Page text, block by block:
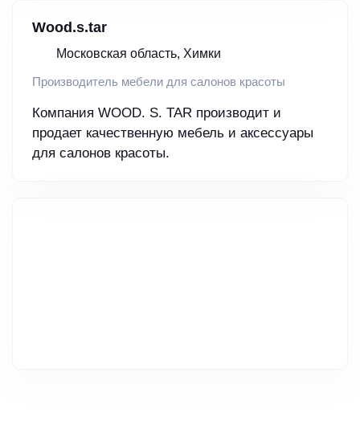
Wood.s.tar
Московская область, Химки
Производитель мебели для салонов красоты
Компания WOOD. S. TAR производит и
продает качественную мебель и аксессуары
для салонов красоты.